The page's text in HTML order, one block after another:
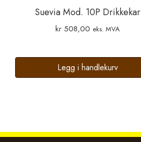
Suevia Mod. 10P Drikkekar
kr508,00 eks. MVA
Legg i handlekurv